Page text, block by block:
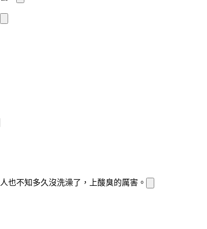
也不知多久沒洗澡了， 上酸臭的厲害。